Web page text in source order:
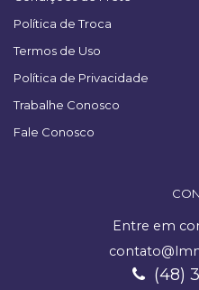
Política de Troca
Termos de Uso
Política de Privacidade
Trabalhe Conosco
Fale Conosco
Entre em
(48)